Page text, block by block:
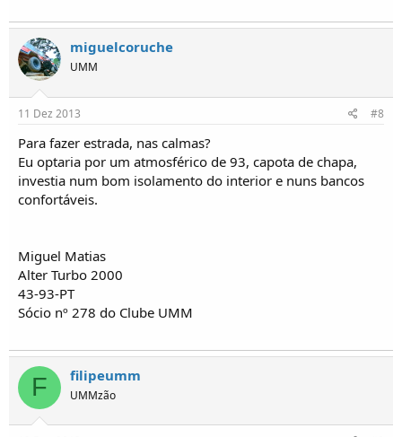
miguelcoruche
UMM
11 Dez 2013 #8
Para fazer estrada, nas calmas?
Eu optaria por um atmosférico de 93, capota de chapa,
investia num bom isolamento do interior e nuns bancos
confortáveis.
Miguel Matias
Alter Turbo 2000
43-93-PT
Sócio nº 278 do Clube UMM
F filipeumm
UMMzão